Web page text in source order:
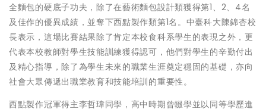
全麵包的硬底子功夫，除了在藝術麵包設計類獲得第1、2、4名
及佳作的優異成績，並奪下西點製作類第1名。中臺科大陳錦杏校
長表示，這場比賽結果除了肯定本校食科系學生的表現之外，更
代表本校教師對學生技能訓練獲得認可，他們對學生的辛勤付出
及精心指導，除了為學生未來的職業生涯奠定穩固的基礎，亦向
社會大眾傳遞出職業教育和技能培訓的重要性。
西點製作冠軍得主李哲瑋同學，高中時期曾輟學並以同等學歷進